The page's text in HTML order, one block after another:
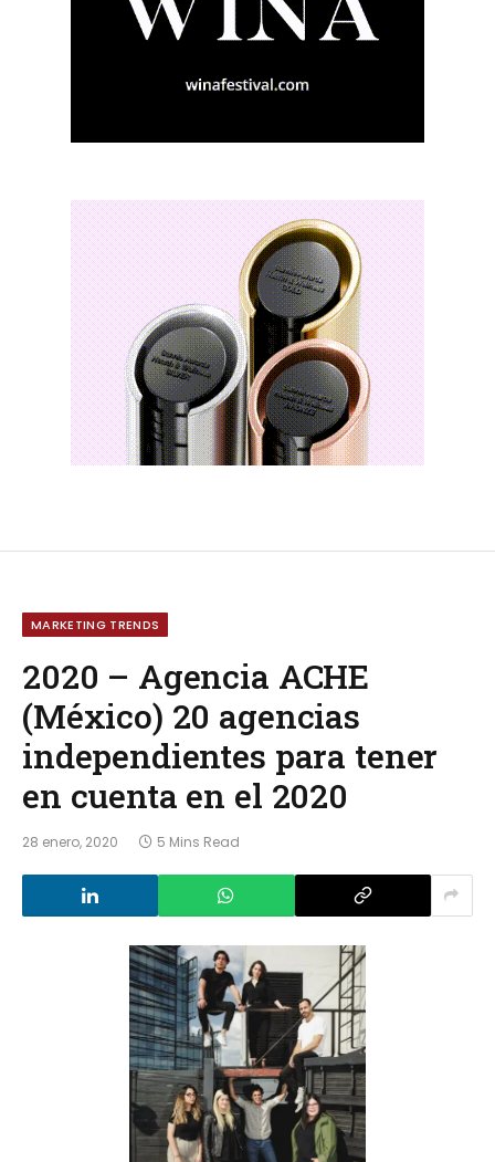
MARKETING TRENDS
2020 – Agencia ACHE
(México) 20 agencias
independientes para tener
en cuenta en el 2020
28 enero, 2020 5 Mins Read